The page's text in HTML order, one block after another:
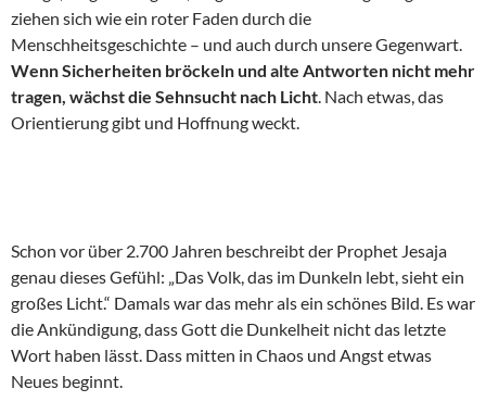
ziehen sich wie ein roter Faden durch die
Menschheitsgeschichte – und auch durch unsere Gegenwart.
Wenn Sicherheiten bröckeln und alte Antworten nicht mehr
tragen, wächst die Sehnsucht nach Licht . Nach etwas, das
Orientierung gibt und Hoffnung weckt.
Schon vor über 2.700 Jahren beschreibt der Prophet Jesaja
genau dieses Gefühl: „Das Volk, das im Dunkeln lebt, sieht ein
großes Licht.“ Damals war das mehr als ein schönes Bild. Es war
die Ankündigung, dass Gott die Dunkelheit nicht das letzte
Wort haben lässt. Dass mitten in Chaos und Angst etwas
Neues beginnt.